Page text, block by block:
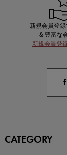
新規会員登
& 豊富な
新規会員登
CATEGORY